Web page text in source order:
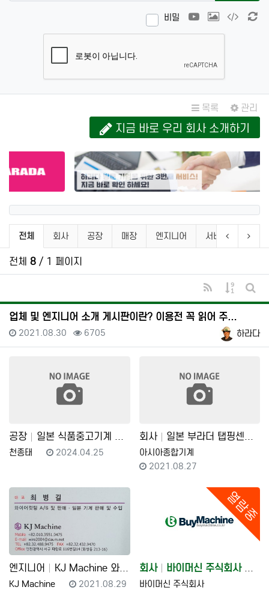
비밀 동영상 이미지 코드
목록 관리
지금 바로 우리 회사 소개하기
업체 및 엔지니어 소개 분류 목록
전체 회사 공장 매장 엔지니어 서비스 기타
이전 분류다음
전체 8 / 1 페이지
RSS
게시물
게
업체 및 엔지니어 소개 게시판이란? 이용전 꼭 읽어 주…
등록자하라다
등록일
2021.08.30 조회
6705
공장 일본 식품중고기계 구함(터널 오븐기 등)
등록자
천종태 등록일
2024.04.25
회사 일본 부라더 탭핑센타 및 공작기계 필요하시면 전화주세요…
등록자
아시아종합기계
등록일
2021.08.27
엔지니어 KJ Machine 와이어컷팅 수리 및 판매 일본 기계…
등록자
KJ Machine 등록일
2021.08.29
열람중
회사 바이머신 주식회사 일본중고공작기계 설비 수입판매
등록자
바이머신 주식회사